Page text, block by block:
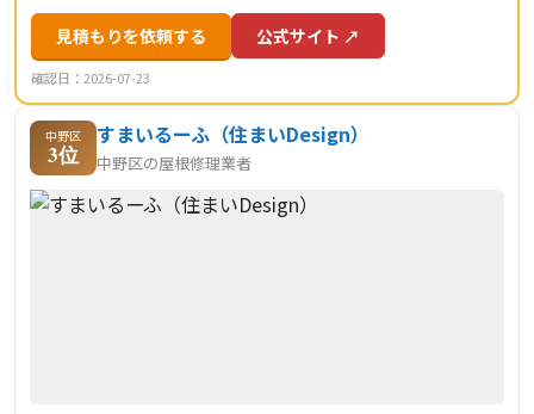
見積もりを依頼する 公式サイト ↗
確認日：2026-07-23
中野区
3位
すまいるーふ（住まいDesign）
中野区の屋根修理業者